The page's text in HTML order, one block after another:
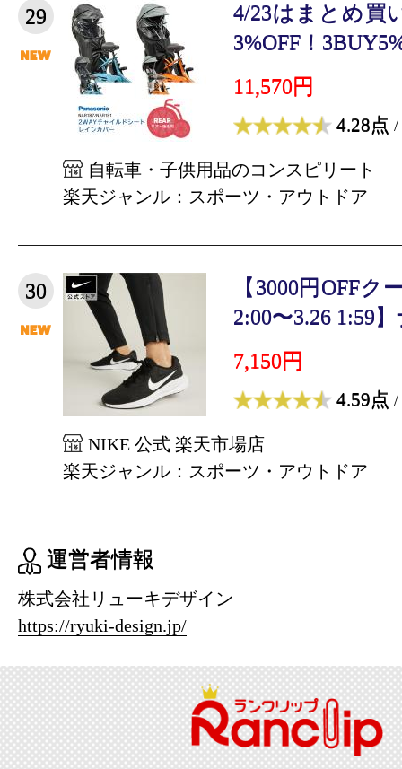
29
4/23はまとめ買
3%OFF！
11,570円
4.28点 /
自転車・子供用品のコンスピリート
楽天ジャンル：スポーツ・アウトドア
30
【3000円OFFク
2:00〜3.26 1:59
7,150円
4.59点 /
NIKE 公式 楽天市場店
楽天ジャンル：スポーツ・アウトドア
運営者情報
株式会社リューキデザイン
https://ryuki-design.jp/